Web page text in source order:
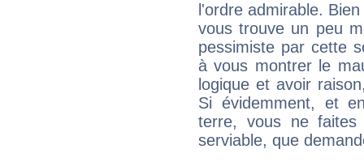
l'ordre admirable.
vous trouve un peu
pessimiste par cette
à vous montrer le
logique et avoir
Si évidemment, et
terre, vous ne
serviable, que